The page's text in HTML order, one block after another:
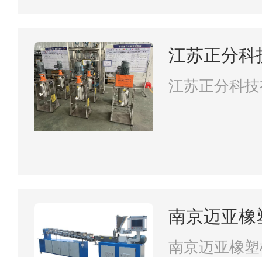
江苏正分科
江苏正分科
南京迈亚橡
司
南京迈亚橡